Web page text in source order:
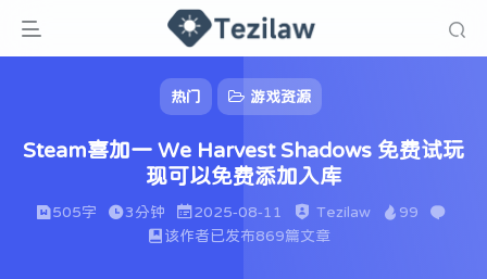
热门 游戏资源
Steam喜加一 We Harvest Shadows 免费试玩
现可以免费添加入库
505字 3分钟 2025-08-11 Tezilaw
99
该作者已发布869篇文章